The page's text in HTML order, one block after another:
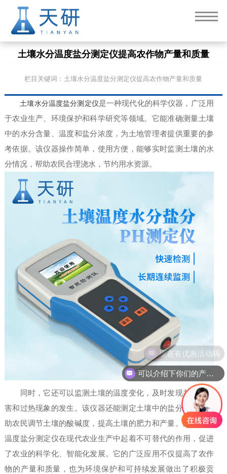
土壤水分温度盐分测定仪提高农作物产量和质量
栏目关键词：土壤水分温度盐分测定仪提高农作物产量和质量
土壤水分温度盐分测定仪是一种现代化的科学仪器，广泛用
于农业生产、环境保护和科学研究等领域。它能准确测量土壤
中的水分含量、温度和盐分浓度，为土地管理者提供重要的参
考依据。该仪器操作简单，使用方便，能够实时监测土壤的水
分情况，帮助农民合理浇水，节约用水资源。
同时，它还可以监测土壤的温度变化，及时发现并预防冻
害和过热现象的发生。该仪器还能测定土壤中的盐分含量，帮
助农民调节土壤的酸碱度，提高土壤的肥力和产量。土壤水分
温度盐分测定仪在现代农业生产中起着不可替代的作用，促进
了农业的科学化、智能化发展。它的广泛应用不仅提高了农作
物的产量和质量，也为环境保护和可持续发展做出了积极贡
可以介绍下你们的产品么
现在有优惠活动吗